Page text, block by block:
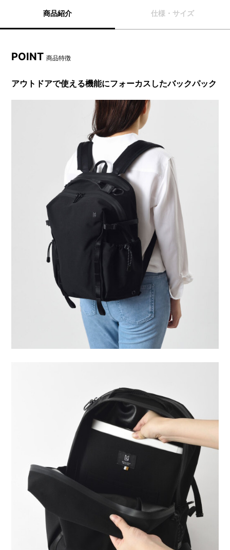
商品紹介 仕様・サイズ
POINT商品特徴
アウトドアで使える機能にフォーカスしたバックパック